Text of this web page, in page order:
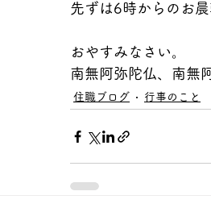
先ずは6時からのお晨
おやすみなさい。
南無阿弥陀仏、南無
住職ブログ 行事のこと